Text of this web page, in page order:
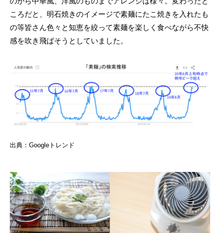
ころだと、明石焼きのイメージで素麺にたこ焼きを入れたも
の等皆さん色々と知恵を絞って素麺を楽しく食べながら不快
感を吹き飛ばそうとしていました。
出典：Googleトレンド